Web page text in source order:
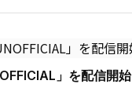
」を配信開始